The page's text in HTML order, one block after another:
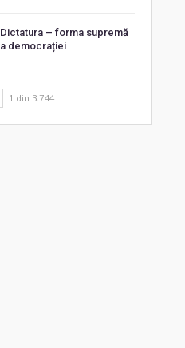
Dictatura – forma supremă
a democrației
1 din 3.744